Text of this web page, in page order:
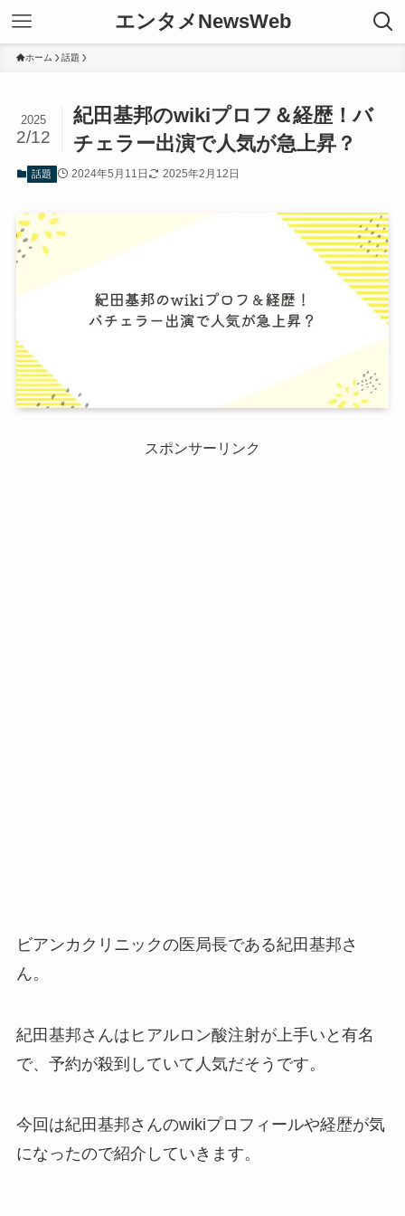
エンタメNewsWeb
ホーム 話題
紀田基邦のwikiプロフ＆経歴！バ
チェラー出演で人気が急上昇？
2025
2/12
話題 2024年5月11日 2025年2月12日
スポンサーリンク
ビアンカクリニックの医局長である紀田基邦さ
ん。
紀田基邦さんはヒアルロン酸注射が上手いと有名
で、予約が殺到していて人気だそうです。
今回は紀田基邦さんのwikiプロフィールや経歴が気
になったので紹介していきます。